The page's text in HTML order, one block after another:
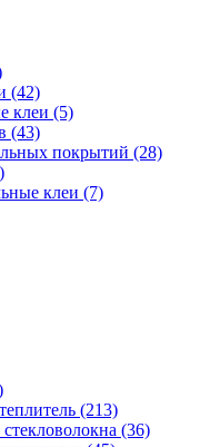
(42)
клеи (5)
(43)
покрытий (28)
клеи (7)
(213)
(36)